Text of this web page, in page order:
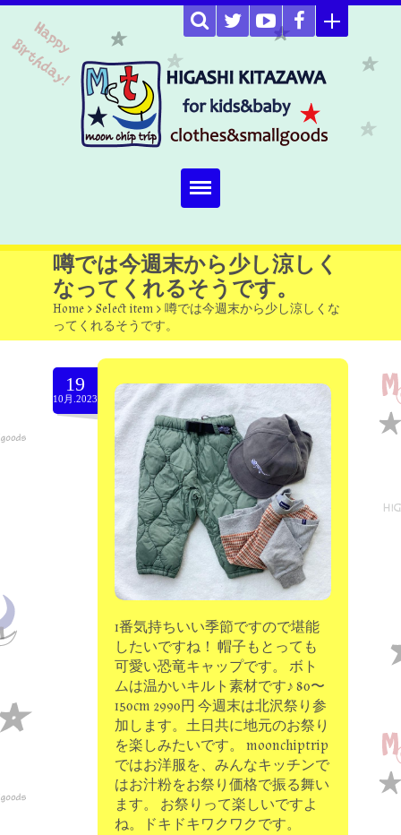
Home
about
Select item
omutucake
moon chip trip original
my account
minna kitchen komeco
contact
噂では今週末から少し涼しく
なってくれるそうです。
Home > Select item > 噂では今週末から少し涼しくな
ってくれるそうです。
19
10月.2023
1番気持ちいい季節ですので堪能
したいですね！ 帽子もとっても
可愛い恐竜キャップです。 ボト
ムは温かいキルト素材です♪ 80〜
150cm 2990円 今週末は北沢祭り参
加します。土日共に地元のお祭り
を楽しみたいです。 moonchiptrip
ではお洋服を、みんなキッチンで
はお汁粉をお祭り価格で振る舞い
ます。 お祭りって楽しいですよ
ね。ドキドキワクワクです。